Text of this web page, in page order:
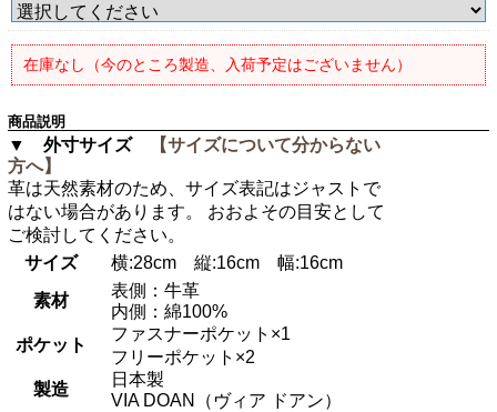
在庫なし（今のところ製造、入荷予定はございません）
商品説明
▼ 外寸サイズ
【サイズについて分からない
方へ】
革は天然素材のため、サイズ表記はジャストで
はない場合があります。 おおよその目安として
ご検討してください。
サイズ
横:28cm 縦:16cm 幅:16cm
素材
表側：牛革
内側：綿100%
ポケット
ファスナーポケット×1
フリーポケット×2
製造
日本製
VIA DOAN（ヴィア ドアン）